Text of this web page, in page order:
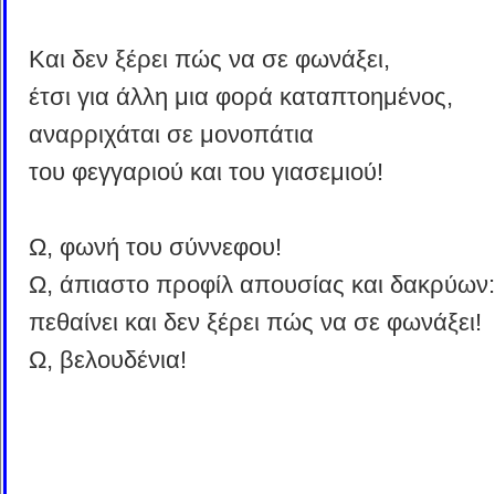
Και δεν ξέρει πώς να σε φωνάξει,
έτσι για άλλη μια φορά καταπτοημένος,
αναρριχάται σε μονοπάτια
του φεγγαριού και του γιασεμιού!
Ω, φωνή του σύννεφου!
Ω, άπιαστο προφίλ απουσίας και δακρύων:
πεθαίνει και δεν ξέρει πώς να σε φωνάξει!
Ω, βελουδένια!